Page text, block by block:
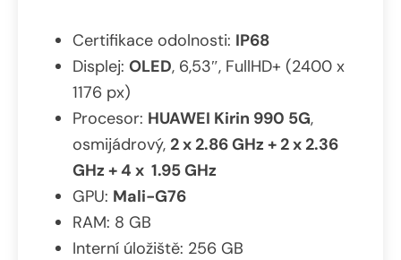
Certifikace odolnosti: IP68
Displej: OLED, 6,53″, FullHD+ (2400 x
1176 px)
Procesor: HUAWEI Kirin 990 5G,
osmijádrový, 2 x 2.86 GHz + 2 x 2.36
GHz + 4 x 1.95 GHz
GPU: Mali-G76
RAM: 8 GB
Interní úložiště: 256 GB